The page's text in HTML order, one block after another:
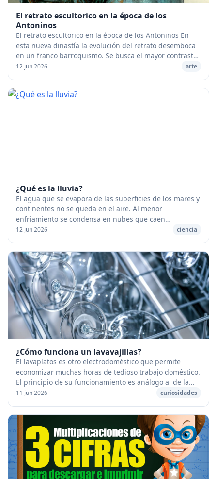
El retrato escultorico en la época de los
Antoninos
El retrato escultorico en la época de los Antoninos En
esta nueva dinastía la evolución del retrato desemboca
en un franco barroquismo. Se busca el mayor contraste
posible entre la suavidad y la tersu...
12 jun 2026 arte
¿Qué es la lluvia?
El agua que se evapora de las superficies de los mares y
continentes no se queda en el aire. Al menor
enfriamiento se condensa en nubes que caen
seguidamente en forma de gotas de lluvia. [caption
12 jun 2026 ciencia
¿Cómo funciona un lavavajillas?
El lavaplatos es otro electrodoméstico que permite
economizar muchas horas de tedioso trabajo doméstico.
El principio de su funcionamiento es análogo al de la
máquina de la lavadora. [caption id="atta...
11 jun 2026 curiosidades